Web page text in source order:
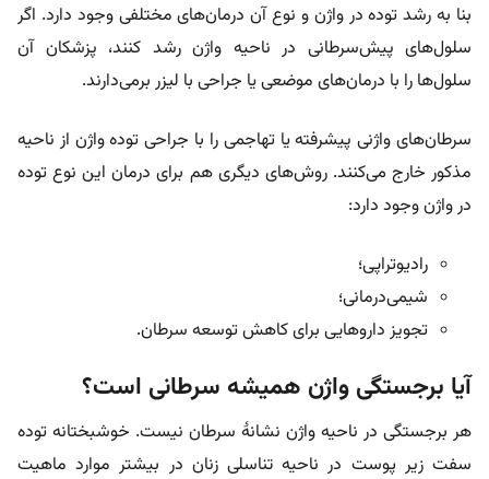
بنا به رشد توده در واژن و نوع آن درمان‌های مختلفی وجود دارد. اگر
سلول‌های پیش‌سرطانی در ناحیه واژن رشد کنند، پزشکان آن
سلول‌ها را با درمان‌های موضعی یا جراحی با لیزر برمی‌دارند.
سرطان‌های واژنی پیشرفته یا تهاجمی را با جراحی توده واژن از ناحیه
مذکور خارج می‌کنند. روش‌های دیگری هم برای درمان این نوع توده
در واژن وجود دارد:
رادیوتراپی؛
شیمی‌درمانی؛
تجویز داروهایی برای کاهش توسعه سرطان.
آیا برجستگی واژن همیشه سرطانی است؟
هر برجستگی در ناحیه واژن نشانۀ سرطان نیست. خوشبختانه توده
سفت زیر پوست در ناحیه تناسلی زنان در بیشتر موارد ماهیت